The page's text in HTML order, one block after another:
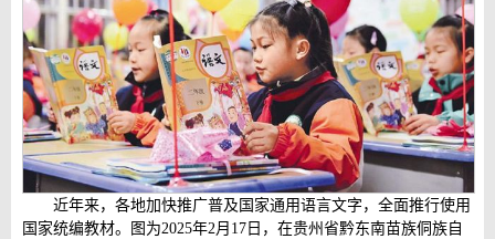
近年来，各地加快推广普及国家通用语言文字，全面推行使用
国家统编教材。图为2025年2月17日，在贵州省黔东南苗族侗族自